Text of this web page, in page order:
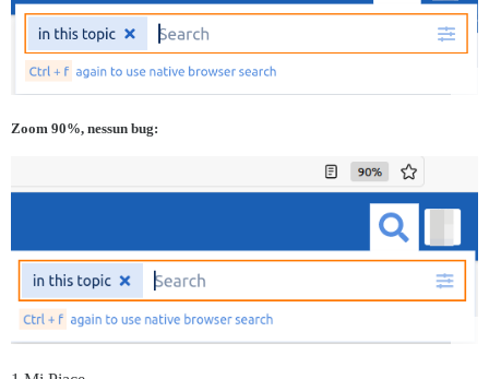
Zoom 90%, nessun bug: